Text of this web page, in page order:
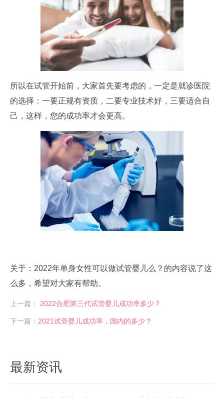
所以在试管开始前，大家首先要考虑的，一定是就诊医院
的选择：一要正规有资质，二要专业技术好，三要适合自
己，这样，您的成功率才会更高。
关于：2022年单身女性可以做试管婴儿么？的内容说了这
么多，希望对大家有帮助。
上一篇： 2022合肥第三代试管婴儿成功率多少？
下一篇： 2021试管婴儿成功率，国内的多少？
最新资讯